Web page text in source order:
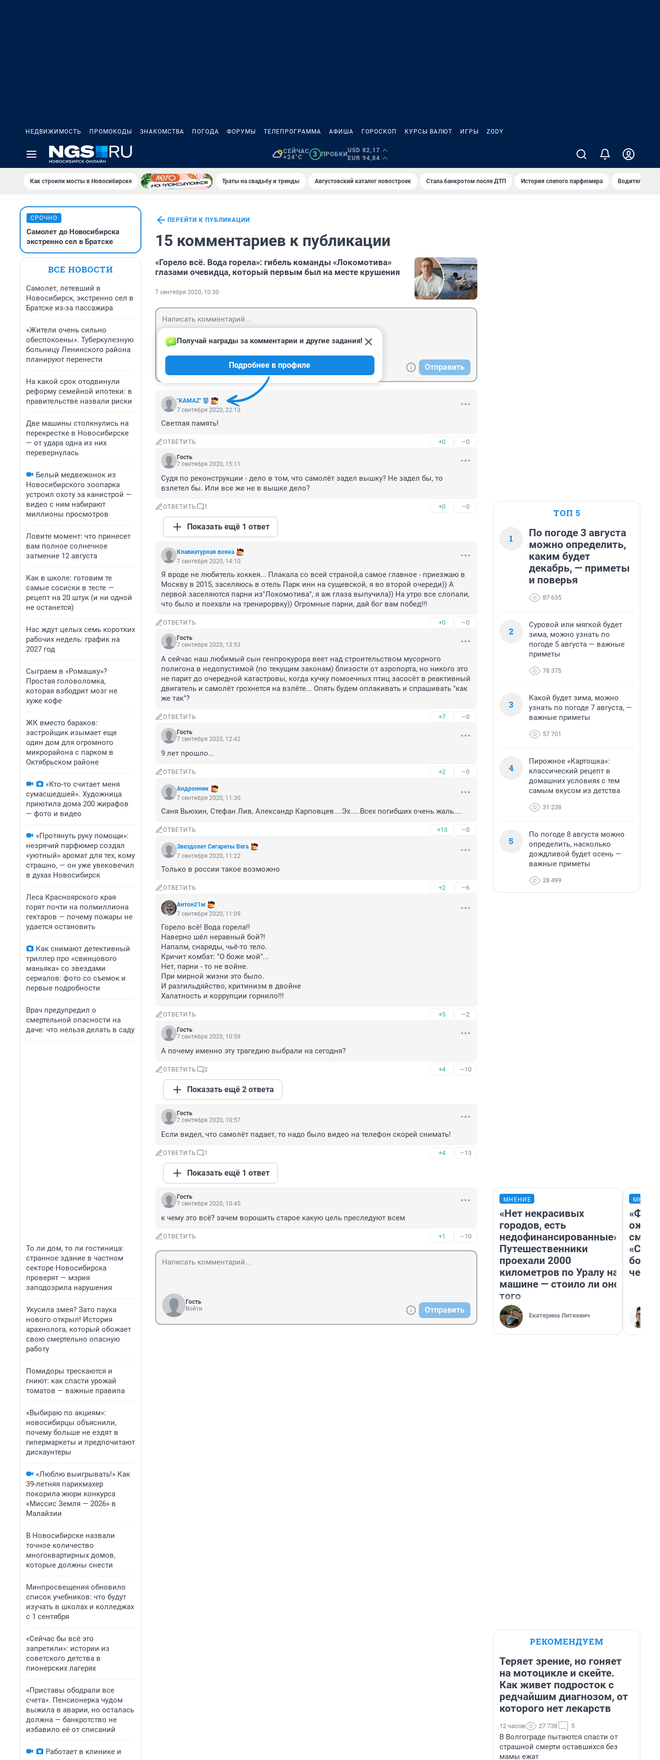
НЕДВИЖИМОСТЬ ПРОМОКОДЫ ЗНАКОМСТВА ПОГОДА ФОРУМЫ ТЕЛЕПРОГРАММА АФИША ГОРОСКОП КУРСЫ ВАЛЮТ ИГРЫ ZODY
СЕЙЧАС
+24°C
3 ПРОБКИ
USD 82,17
EUR 94,84
Как строили мосты в Новосибирске Траты на свадьбу и тренды Августовский каталог новостроек Стала банкротом после ДТП История слепого парфюмера Водители
СРОЧНО
Самолет до Новосибирска
экстренно сел в Братске
ВСЕ НОВОСТИ
Самолет, летевший в
Новосибирск, экстренно сел в
Братске из-за пассажира
«Жители очень сильно
обеспокоены». Туберкулезную
больницу Ленинского района
планируют перенести
На какой срок отодвинули
реформу семейной ипотеки: в
правительстве назвали риски
Две машины столкнулись на
перекрестке в Новосибирске
— от удара одна из них
перевернулась
Белый медвежонок из
Новосибирского зоопарка
устроил охоту за канистрой —
видео с ним набирают
миллионы просмотров
Ловите момент: что принесет
вам полное солнечное
затмение 12 августа
Как в школе: готовим те
самые сосиски в тесте —
рецепт на 20 штук (и ни одной
не останется)
Нас ждут целых семь коротких
рабочих недель: график на
2027 год
Сыграем в «Ромашку»?
Простая головоломка,
которая взбодрит мозг не
хуже кофе
ЖК вместо бараков:
застройщик изымает еще
один дом для огромного
микрорайона с парком в
Октябрьском районе
«Кто-то считает меня
сумасшедшей». Художница
приютила дома 200 жирафов
— фото и видео
«Протянуть руку помощи»:
незрячий парфюмер создал
«уютный» аромат для тех, кому
страшно, — он уже увековечил
в духах Новосибирск
Леса Красноярского края
горят почти на полмиллиона
гектаров — почему пожары не
удается остановить
Как снимают детективный
триллер про «свинцового
маньяка» со звездами
сериалов: фото со съемок и
первые подробности
Врач предупредил о
смертельной опасности на
даче: что нельзя делать в саду
То ли дом, то ли гостиница:
странное здание в частном
секторе Новосибирска
проверят — мэрия
заподозрила нарушения
Укусила змея? Зато паука
нового открыл! История
арахнолога, который обожает
свою смертельно опасную
работу
Помидоры трескаются и
гниют: как спасти урожай
томатов — важные правила
«Выбираю по акциям»:
новосибирцы объяснили,
почему больше не ездят в
гипермаркеты и предпочитают
дискаунтеры
«Люблю выигрывать!» Как
39-летняя парикмахер
покорила жюри конкурса
«Миссис Земля — 2026» в
Малайзии
В Новосибирске назвали
точное количество
многоквартирных домов,
которые должны снести
Минпросвещения обновило
список учебников: что будут
изучать в школах и колледжах
с 1 сентября
«Сейчас бы всё это
запретили»: истории из
советского детства в
пионерских лагерях
«Приставы ободрали все
счета». Пенсионерка чудом
выжила в аварии, но осталась
должна — банкротство не
избавило её от списаний
Работает в клинике и
ПЕРЕЙТИ К ПУБЛИКАЦИИ
15 комментариев к публикации
«Горело всё. Вода горела»: гибель команды «Локомотива»
глазами очевидца, который первым был на месте крушения
7 сентября 2020, 10:30
Отправить
"KAMAZ" 👹
Получай награды за комментарии и другие задания!
Подробнее в профиле
7 сентября 2020, 22:13
Светлая память!
ОТВЕТИТЬ +0 –0
Гость
7 сентября 2020, 15:11
Судя по реконструкции - дело в том, что самолёт задел вышку? Не задел бы, то
взлетел бы. Или все же не в вышке дело?
ОТВЕТИТЬ 1 +0 –0
Показать ещё 1 ответ
Клавиатурная вояка
7 сентября 2020, 14:10
Я вроде не любитель хоккея... Плакала со всей страной,а самое главное - приезжаю в
Москву в 2015, заселяюсь в отель Парк инн на сущевской, я во второй очереди)) А
первой заселяются парни из"Локомотива", я аж глаза выпучила)) На утро все слопали,
что было и поехали на тренирорвку)) Огромные парни, дай бог вам побед!!!
ОТВЕТИТЬ +0 –0
Гость
7 сентября 2020, 13:53
А сейчас наш любимый сын генпрокурора веет над строительством мусорного
полигона в недопустимой (по текущим законам) близости от аэропорта, но никого это
не парит до очередной катастровы, когда кучку помоечных птиц засосёт в реактивный
двигатель и самолёт грохнется на взлёте... Опять будем оплакивать и спрашивать "как
же так"?
ОТВЕТИТЬ +7 –0
Гость
7 сентября 2020, 12:42
9 лет прошло...
ОТВЕТИТЬ +2 –0
Андронник
7 сентября 2020, 11:30
Саня Вьюхин, Стефан Лив, Александр Карповцев....Эх.....Всех погибших очень жаль....
ОТВЕТИТЬ +13 –0
Звездолет Сигареты Вега
7 сентября 2020, 11:22
Только в россии такое возможно
ОТВЕТИТЬ +2 –6
Антон21м
7 сентября 2020, 11:09
Горело всё! Вода горела!!
Наверно шёл неравный бой?!
Напалм, снаряды, чьё-то тело.
Кричит комбат: "О боже мой"...
Нет, парни - то не войне.
При мирной жизни это было.
И разгильдяйство, критинизм в двойне
Халатность и коррупции горнило!!!
ОТВЕТИТЬ +5 –2
Гость
7 сентября 2020, 10:59
А почему именно эту трагедию выбрали на сегодня?
ОТВЕТИТЬ 2 +4 –10
Показать ещё 2 ответа
Гость
7 сентября 2020, 10:57
Если видел, что самолёт падает, то надо было видео на телефон скорей снимать!
ОТВЕТИТЬ 1 +4 –13
Показать ещё 1 ответ
Гость
7 сентября 2020, 10:45
к чему это всё? зачем ворошить старое какую цель преследуют всем
ОТВЕТИТЬ +1 –10
Гость
Войти
Отправить
ТОП 5
1
По погоде 3 августа
можно определить,
каким будет
декабрь, — приметы
и поверья
87 635
2
Суровой или мягкой будет
зима, можно узнать по
погоде 5 августа — важные
приметы
78 375
3
Какой будет зима, можно
узнать по погоде 7 августа, —
важные приметы
57 701
4
Пирожное «Картошка»:
классический рецепт в
домашних условиях с тем
самым вкусом из детства
31 238
5
По погоде 8 августа можно
определить, насколько
дождливой будет осень —
важные приметы
28 499
МНЕНИЕ
«Нет некрасивых
городов, есть
недофинансированные».
Путешественники
проехали 2000
километров по Уралу на
машине — стоило ли оно
того
Екатерина Литкевич
РЕКОМЕНДУЕМ
Теряет зрение, но гоняет
на мотоцикле и скейте.
Как живет подросток с
редчайшим диагнозом, от
которого нет лекарств
12 часов 27 738 5
В Волгограде пытаются спасти от
страшной смерти оставшихся без
мамы ежат